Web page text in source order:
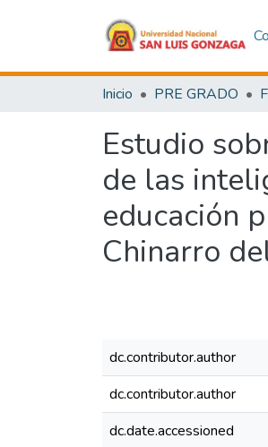
Inicio PRE GRADO
Estudio
de las
educación
Chinarro
dc.contributor.author
dc.contributor.author
dc.date.accessioned